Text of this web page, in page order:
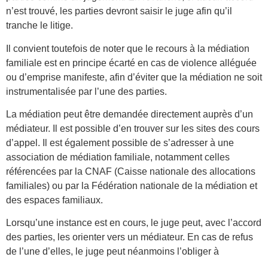
n’est trouvé, les parties devront saisir le juge afin qu’il
tranche le litige.
Il convient toutefois de noter que le recours à la médiation
familiale est en principe écarté en cas de violence alléguée
ou d’emprise manifeste, afin d’éviter que la médiation ne soit
instrumentalisée par l’une des parties.
La médiation peut être demandée directement auprès d’un
médiateur. Il est possible d’en trouver sur les sites des cours
d’appel. Il est également possible de s’adresser à une
association de médiation familiale, notamment celles
référencées par la CNAF (Caisse nationale des allocations
familiales) ou par la Fédération nationale de la médiation et
des espaces familiaux.
Lorsqu’une instance est en cours, le juge peut, avec l’accord
des parties, les orienter vers un médiateur. En cas de refus
de l’une d’elles, le juge peut néanmoins l’obliger à